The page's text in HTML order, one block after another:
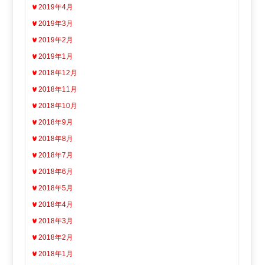
2019年4月
2019年3月
2019年2月
2019年1月
2018年12月
2018年11月
2018年10月
2018年9月
2018年8月
2018年7月
2018年6月
2018年5月
2018年4月
2018年3月
2018年2月
2018年1月